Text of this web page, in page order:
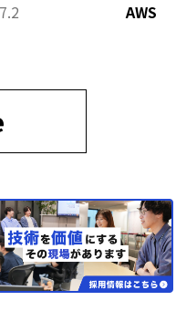
AWS